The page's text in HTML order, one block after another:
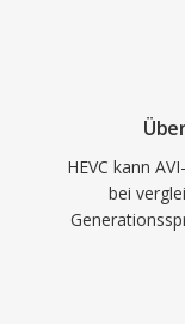
gängigen
unterstützt.
HEVC als
Geräte ab
HEVC kann
bei